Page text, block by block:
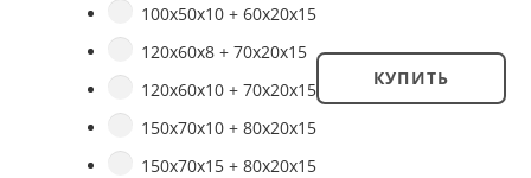
100х50х10 + 60х20х15
120х60х8 + 70х20х15
120х60х10 + 70х20х15
150х70х10 + 80х20х15
150х70х15 + 80х20х15
Количество
КУПИТЬ